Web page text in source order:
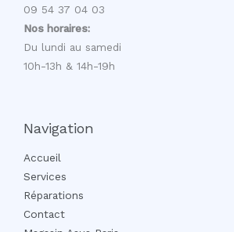
09 54 37 04 03
Nos horaires:
Du lundi au samedi
10h-13h & 14h-19h
Navigation
Accueil
Services
Réparations
Contact